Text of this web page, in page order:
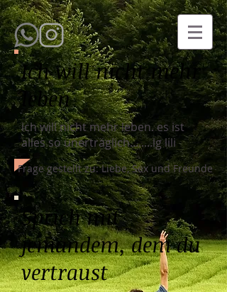
Ich will nicht mehr
leben
ich will nicht mehr leben. es ist
alles so unerträglich........lg lili
Frage gestellt zu: Liebe, Sex und Freunde
Sprich mit
jemandem, dem du
vertraust